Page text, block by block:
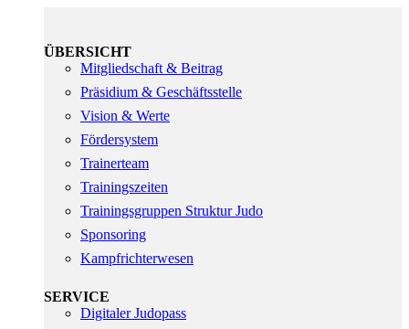
ÜBERSICHT
Mitgliedschaft & Beitrag
Präsidium & Geschäftsstelle
Vision & Werte
Fördersystem
Trainerteam
Trainingszeiten
Trainingsgruppen Struktur Judo
Sponsoring
Kampfrichterwesen
SERVICE
Digitaler Judopass